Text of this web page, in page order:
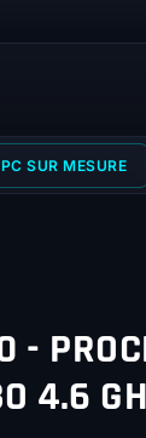
PC SUR MESURE
-
4.6